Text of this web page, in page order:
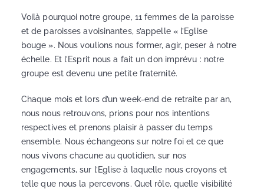
Voilà pourquoi notre groupe, 11 femmes de la paroisse
et de paroisses avoisinantes, s’appelle « l’Eglise
bouge ». Nous voulions nous former, agir, peser à notre
échelle. Et l’Esprit nous a fait un don imprévu : notre
groupe est devenu une petite fraternité.
Chaque mois et lors d’un week-end de retraite par an,
nous nous retrouvons, prions pour nos intentions
respectives et prenons plaisir à passer du temps
ensemble. Nous échangeons sur notre foi et ce que
nous vivons chacune au quotidien, sur nos
engagements, sur l’Eglise à laquelle nous croyons et
telle que nous la percevons. Quel rôle, quelle visibilité